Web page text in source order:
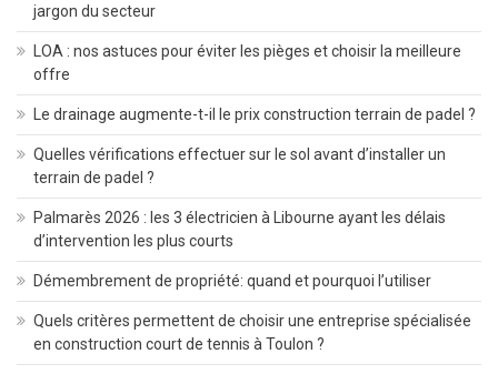
jargon du secteur
LOA : nos astuces pour éviter les pièges et choisir la meilleure
offre
Le drainage augmente-t-il le prix construction terrain de padel ?
Quelles vérifications effectuer sur le sol avant d’installer un
terrain de padel ?
Palmarès 2026 : les 3 électricien à Libourne ayant les délais
d’intervention les plus courts
Démembrement de propriété: quand et pourquoi l’utiliser
Quels critères permettent de choisir une entreprise spécialisée
en construction court de tennis à Toulon ?